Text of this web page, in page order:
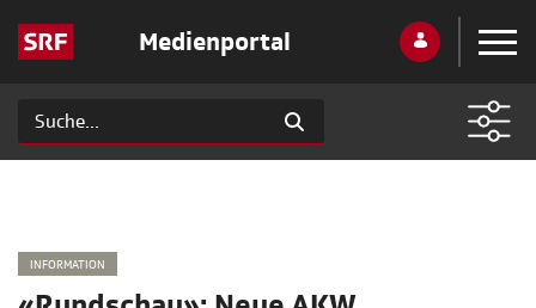
Medienportal
INFORMATION